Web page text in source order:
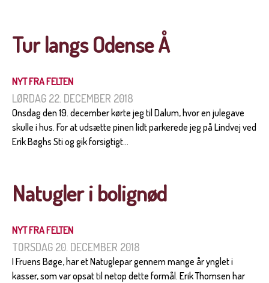
Tur langs Odense Å
NYT FRA FELTEN
LØRDAG 22. DECEMBER 2018
Onsdag den 19. december kørte jeg til Dalum, hvor en julegave
skulle i hus. For at udsætte pinen lidt parkerede jeg på Lindvej ved
Erik Bøghs Sti og gik forsigtigt...
Natugler i bolignød
NYT FRA FELTEN
TORSDAG 20. DECEMBER 2018
I Fruens Bøge, har et Natuglepar gennem mange år ynglet i
kasser, som var opsat til netop dette formål. Erik Thomsen har